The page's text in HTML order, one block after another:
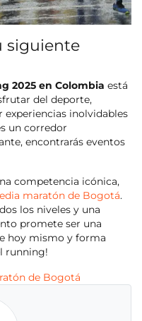
siguiente
2025 en Colombia está
del deporte,
inolvidables
un corredor
encontrarás eventos
competencia icónica,
maratón de Bogotá.
los niveles y una
promete ser una
hoy mismo y forma
running!
de Bogotá